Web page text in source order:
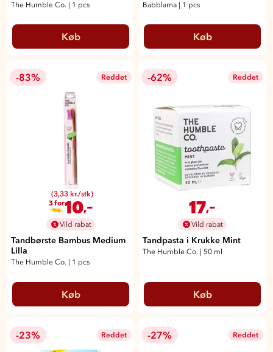
The Humble Co. | 1 pcs
Køb
Babblarna | 1 pcs
Køb
-83% Reddet
(3,33 kr./stk)
3 for10,-
Vild rabat
Tandbørste Bambus Medium
Lilla
The Humble Co. 1 pcs
Køb
-62% Reddet
17,-
Vild rabat
Tandpasta i Krukke Mint
The Humble Co. 50 ml
Køb
-23% Reddet -27% Reddet